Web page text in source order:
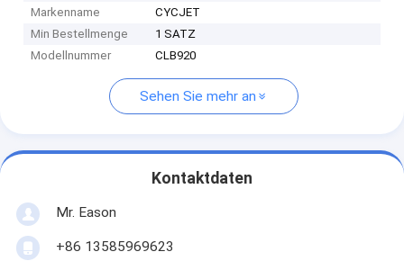
Markenname
CYCJET
Min Bestellmenge
1 SATZ
Modellnummer
CLB920
Sehen Sie mehr an
Kontaktdaten
Mr. Eason
+86 13585969623